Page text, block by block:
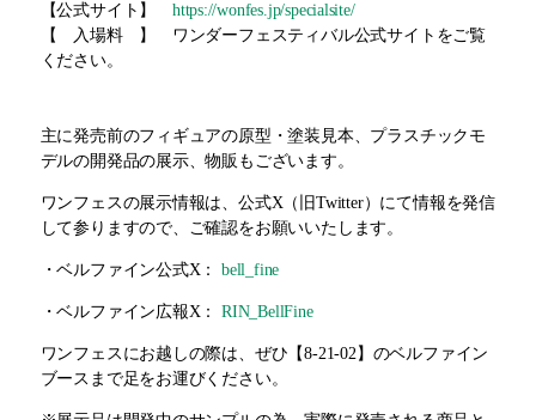
【公式サイト】 https://wonfes.jp/specialsite/
【 入場料 】 ワンダーフェスティバル公式サイトをご覧
ください。
主に発売前のフィギュアの原型・塗装見本、プラスチックモ
デルの開発品の展示、物販もございます。
ワンフェスの展示情報は、公式X（旧Twitter）にて情報を発信
して参りますので、ご確認をお願いいたします。
・ベルファイン公式X：bell_fine
・ベルファイン広報X：RIN_BellFine
ワンフェスにお越しの際は、ぜひ【8-21-02】のベルファイン
ブースまで足をお運びください。